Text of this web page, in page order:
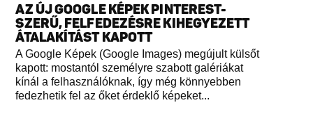
AZ ÚJ GOOGLE KÉPEK PINTEREST-
SZERŰ, FELFEDEZÉSRE KIHEGYEZETT
ÁTALAKÍTÁST KAPOTT
A Google Képek (Google Images) megújult külsőt
kapott: mostantól személyre szabott galériákat
kínál a felhasználóknak, így még könnyebben
fedezhetik fel az őket érdeklő képeket...